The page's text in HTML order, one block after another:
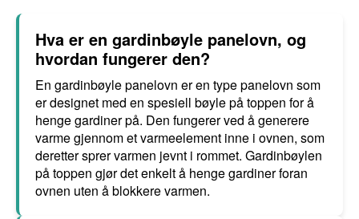
Hva er en gardinbøyle panelovn, og
hvordan fungerer den?
En gardinbøyle panelovn er en type panelovn som
er designet med en spesiell bøyle på toppen for å
henge gardiner på. Den fungerer ved å generere
varme gjennom et varmeelement inne i ovnen, som
deretter sprer varmen jevnt i rommet. Gardinbøylen
på toppen gjør det enkelt å henge gardiner foran
ovnen uten å blokkere varmen.